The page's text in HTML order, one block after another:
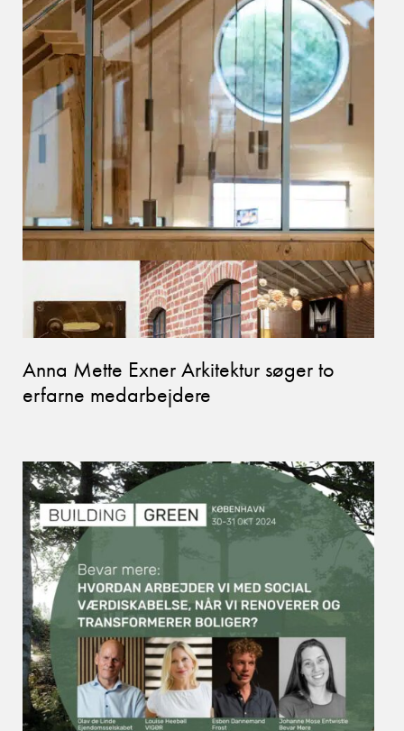
Anna Mette Exner Arkitektur søger to
erfarne medarbejdere